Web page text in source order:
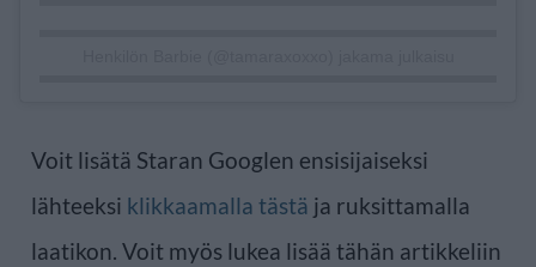
Voit lisätä Staran Googlen ensisijaiseksi
lähteeksi klikkaamalla tästä ja ruksittamalla
laatikon. Voit myös lukea lisää tähän artikkeliin